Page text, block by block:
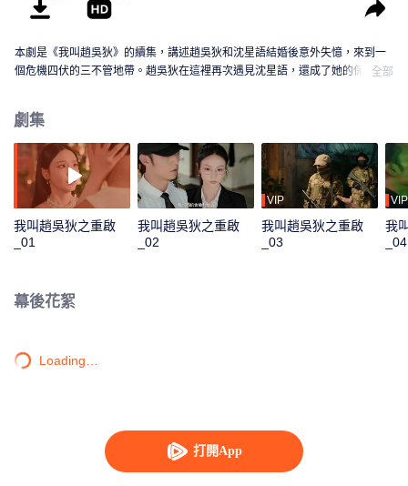
打開App
本劇是《我叫趙吳狄》的續集，講述趙吳狄和沈星語結婚後意外失憶，來到一
個危機四伏的三不管地帶。趙吳狄在這裡再次遇見沈星語，還成了她的保鏢，
全部
劇集
我叫趙吳狄之重啟
_01
我叫趙吳狄之重啟
_02
VIP
我叫趙吳狄之重啟
_03
VIP
我
_04
幕後花絮
Loading…